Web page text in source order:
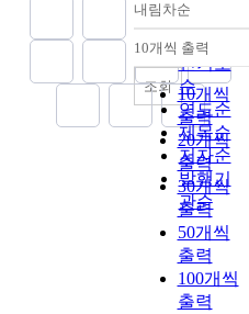
정확도
순
인기도
순
연도순
제목순
저자순
발행기
관순
내림차순
내림차순
10개씩 출력
10개씩
출력
20개씩
출력
30개씩
출력
50개씩
출력
100개씩
출력
조회